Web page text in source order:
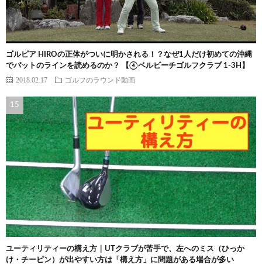
ゴルピア HIROの正体がついに明かされる！？なぜ1人だけ初めての沖縄
でパットのラインを読めるのか？ 【④ベルビーチゴルフクラブ 1-3H】
2018.02.17 ゴルフのラウンド動画
ユーティリティーの構え方｜UTクラブが苦手で、左へのミス（ひっか
け・チーピン）が出やすい方は「構え方」に問題がある場合が多い